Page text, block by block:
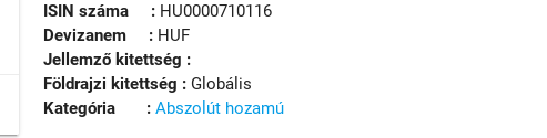
ISIN száma : HU0000710116
Devizanem : HUF
Jellemző kitettség :
Földrajzi kitettség :Globális
Kategória : Abszolút hozamú